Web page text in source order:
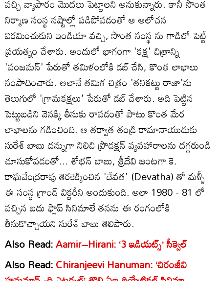
నిర్మాణ సంస్థ నష్టాల్లో పడిపోవడంతో ఆ ఆలోచన
విరమించుకుని ఇండియా వచ్చి, సొంత సంస్థ ను గాడిలో పెట్టే
ప్రయత్నం చేశారు. అందులో భాగంగా 'కక్ష' చిత్రాన్ని
'వంజమన్' పేరుతో తమిళంలోకి డబ్ చేసి, కొంత లాభాలు
సంపాదించారు. అలానే తమిళ చిత్రం 'తనికట్టు రాజా'ను
తెలుగులో 'గ్రామకక్షలు' పేరుతో డబ్ చేశారు. అది పెట్టిన
పెట్టుబడిని వెనక్కి తీసుకు రావడంతో పాటు కొంత మేర
లాభాలను గడించింది. ఆ తర్వాత తండ్రి రామానాయుడుకు
సురేశ్‌ బాబు దన్నుగా నిలిచి ప్రొడక్షన్ వ్యవహారాలను దగ్గరుండి
చూసుకోవడంతో... శోభన్ బాబు, శ్రీదేవి జంటగా కె.
రాఘవేంద్రరావు తెరకెక్కించిన 'దేవత' (Devatha) తో మళ్ళీ
ఈ సంస్థ గ్రాండ్ విక్టరీని అందుకుంది. అలా 1980 - 81 లో
వచ్చిన ఐదు ఫ్లాప్ సినిమాలే తనను ఈ రంగంలోకి
తీసుకొచ్చాయని సురేశ్‌ బాబు తెలిపారు.
Also Read:Aamir–Hirani: ‘3 ఇడియట్స్’ సీక్వెల్
Also Read:Chiranjeevi Hanuman: ‘చిరంజీవి